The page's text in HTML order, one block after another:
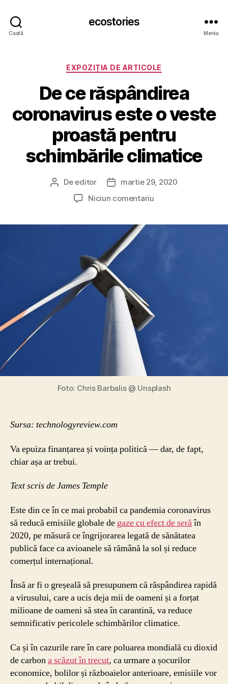
Caută
ecostories
Meniu
Categorii
EXPOZIȚIA DE ARTICOLE
De ce răspândirea
coronavirus este o veste
proastă pentru
schimbările climatice
Autor
articol
De editor
Datămartie 29, 2020
Niciun comentariula
climatice
Foto: Chris Barbalis @ Unsplash
Sursa: technologyreview.com
Va epuiza finanțarea și voința politică — dar, de fapt,
chiar așa ar trebui.
Text scris de James Temple
Este din ce în ce mai probabil ca pandemia coronavirus
să reducă emisiile globale de gaze cu efect de serăîn
2020, pe măsură ce îngrijorarea legată de sănătatea
publică face ca avioanele să rămână la sol și reduce
comerțul internațional.
Însă ar fi o greșeală să presupunem că răspândirea rapidă
a virusului, care a ucis deja mii de oameni și a forțat
milioane de oameni să stea în carantină, va reduce
semnificativ pericolele schimbărilor climatice.
Ca și în cazurile rare în care poluarea mondială cu dioxid
de carbona scăzut în trecut, ca urmare a șocurilor
economice, bolilor și războaielor anterioare, emisiile vor